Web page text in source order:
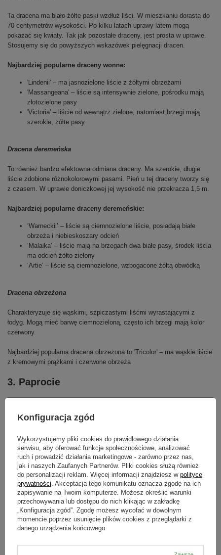
Ta dracena ma biało-żółte paski wzdłuż liści. W mieszkaniu dorasta do
70 centymetrów wysokości. Po kilku latach uprawy latem mogą
pokazać się kwiaty. Tak jak pozostałe draceny, jest prosta w uprawie.
Stosujemy się do powyższych wskazówek pielęgnacji dracen.
Najbardziej popularne draceny wonne:
'Lindenii' – ma jasnozielone liście z żółtymi obrzeżami
'Massangeana' – liście są intensywnie zielone, pośrodku mają
złotozielone pasy
'Victoria' – liście od wewnątrz zielone, natomiast brzegi mają
szerokie, żółte pasy
Dracena deremeńska
To również bardzo efektowna odmiana draceny. Ma szerokie, długie
liście zdobione różnokolorowymi pasami. Pień u tej draceny tworzy się
z czasem. W uprawie doniczkowej jej wysokość nie przekracza 1,5 m.
Najbardziej popularne draceny deremeńskie:
‘Warneckii’ – liście są ciemnozielone liście, posiadają białe
obrzeża i niebieskoszary odcień
‘Malaika’ – liście mają na brzegach dwa białe pasy, środek liścia
ma odcień żółto-zielony
‘Artie’ – liście są ciemnozielone, wzbogacone żółtą obwódką
Dracena obrzeżona
Charakteryzuje się wąskimi, szpiczastymi liśćmi wyrastającymi z
łodyg. Mogą mieć barwę ciemnozieloną, często ich brzegi mają kolor
czerwony.
Najbardziej popularna dracena obrzeżona to 'Tricolor' – ma wąskie liście
z kremowymi prążkami i czerwone obrzeża
3. Paprocie
nawilżacze powietrza . Usuwają toksyny uwalniane przez tapety,
szkodliwe promieniowanie komputerów oraz telewizorów. Paprocie są
nam bardzo potrzebne, nie tylkopięknie wyglądają , ale także
przynoszą wiele korzyści dla naszego zdrowia. Jednak czasami na
paprociach mogą pojawić się pleśnie, które szkodzą alergikom.
Pielęgnacja paproci
Pielęgnacja paproci nie jest trudna. Warto pamiętać o tym, że paprocie
najlepiej rosną w miejscachlekko zacienionych , bardzo dobrze rosną
tam, gdzie dla innych roślin jest zbyt mało światła. Nie stawiamy ich na
są przeciągi. Latem sprzyja im temperatura od 20 do 25 stopni
Konfiguracja zgód
Wykorzystujemy pliki cookies do prawidłowego działania
serwisu, aby oferować funkcje społecznościowe, analizować
ruch i prowadzić działania marketingowe - zarówno przez nas,
jak i naszych Zaufanych Partnerów. Pliki cookies służą również
do personalizacji reklam. Więcej informacji znajdziesz w polityce
prywatności . Akceptacja tego komunikatu oznacza zgodę na ich
zapisywanie na Twoim komputerze. Możesz określić warunki
przechowywania lub dostępu do nich klikając w zakładkę
„Konfiguracja zgód”. Zgodę możesz wycofać w dowolnym
momencie poprzez usunięcie plików cookies z przeglądarki z
danego urządzenia końcowego.